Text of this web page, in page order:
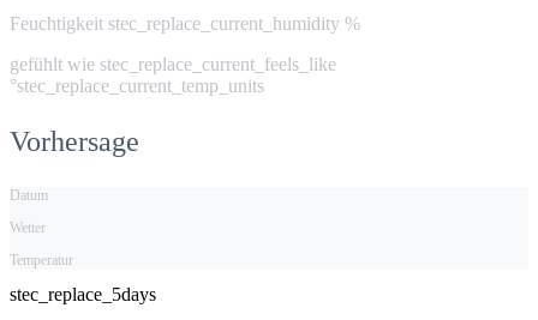
Feuchtigkeit stec_replace_current_humidity %
gefühlt wie stec_replace_current_feels_like
°stec_replace_current_temp_units
Vorhersage
Datum
Wetter
Temperatur
stec_replace_5days